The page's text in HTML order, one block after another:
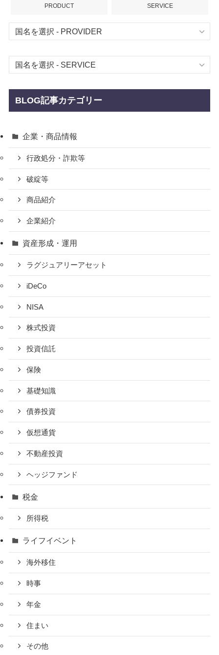
PRODUCT SERVICE
BLOG記事カテゴリー
企業・商品情報
行政処分・詐欺等
破綻等
商品紹介
企業紹介
資産形成・運用
ラグジュアリーアセット
iDeCo
NISA
株式投資
投資信託
保険
基礎知識
債券投資
仮想通貨
不動産投資
ヘッジファンド
税金
所得税
ライフイベント
海外移住
時事
年金
住まい
その他